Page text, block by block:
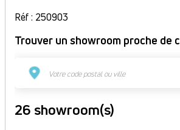
Réf : 250903
Trouver un showroom proche de
26 showroom(s)